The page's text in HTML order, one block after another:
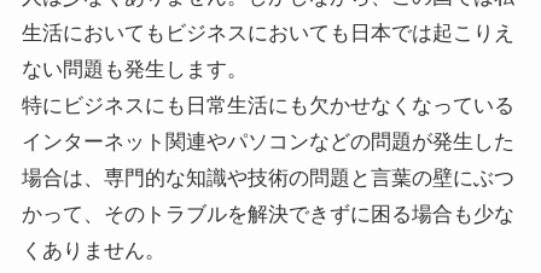
生活においてもビジネスにおいても日本では起こりえ
ない問題も発生します。
特にビジネスにも日常生活にも欠かせなくなっている
インターネット関連やパソコンなどの問題が発生した
場合は、専門的な知識や技術の問題と言葉の壁にぶつ
かって、そのトラブルを解決できずに困る場合も少な
くありません。